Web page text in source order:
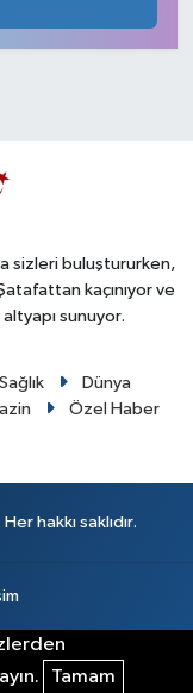
sizleri buluştururken,
kaçınıyor ve
sunuyor.
Sağlık
Dünya
Özel Haber
hakkı saklıdır.
Tamam